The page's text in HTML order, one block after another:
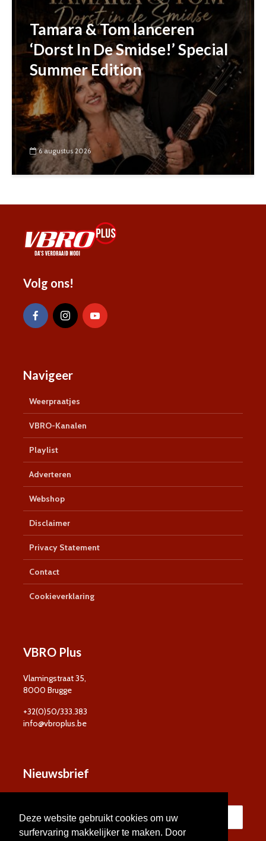
Deze website gebruikt cookies om uw
surfervaring makkelijker te maken. Door
Tamara & Tom lanceren
‘Dorst In De Smidse!’ Special
Summer Edition
6 augustus 2026
Volg ons!
Navigeer
Weerpraatjes
VBRO-Kanalen
Playlist
Adverteren
Webshop
Disclaimer
Privacy Statement
Contact
Cookieverklaring
VBRO Plus
Vlamingstraat 35,
8000 Brugge
+32(0)50/333.383
info@vbroplus.be
Nieuwsbrief